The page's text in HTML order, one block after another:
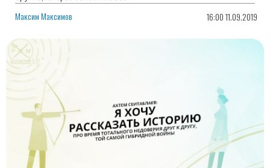
Максим Максимов 16:00 11.09.2019